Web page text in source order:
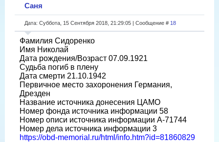
Саня
Дата: Суббота, 15 Сентября 2018, 21:29:05 | Сообщение # 18
Фамилия Сидоренко
Имя Николай
Дата рождения/Возраст 07.09.1921
Судьба погиб в плену
Дата смерти 21.10.1942
Первичное место захоронения Германия,
Дрезден
Название источника донесения ЦАМО
Номер фонда источника информации 58
Номер описи источника информации A-71744
Номер дела источника информации 3
https://obd-memorial.ru/html/info.htm?id=81860829